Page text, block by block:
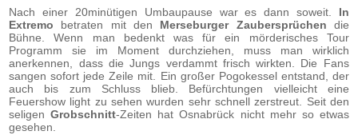
Nach einer 20minütigen Umbaupause war es dann soweit. In
Extremo betraten mit den Merseburger Zaubersprüchen die
Bühne. Wenn man bedenkt was für ein mörderisches Tour
Programm sie im Moment durchziehen, muss man wirklich
anerkennen, dass die Jungs verdammt frisch wirkten. Die Fans
sangen sofort jede Zeile mit. Ein großer Pogokessel entstand, der
auch bis zum Schluss blieb. Befürchtungen vielleicht eine
Feuershow light zu sehen wurden sehr schnell zerstreut. Seit den
seligenGrobschnitt-Zeiten hat Osnabrück nicht mehr so etwas
gesehen.